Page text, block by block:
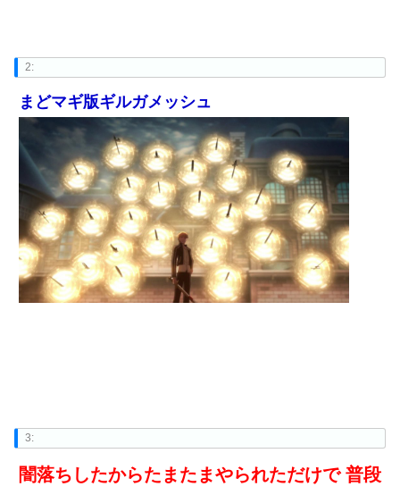
2:
まどマギ版ギルガメッシュ
3:
闇落ちしたからたまたまやられただけで 普段